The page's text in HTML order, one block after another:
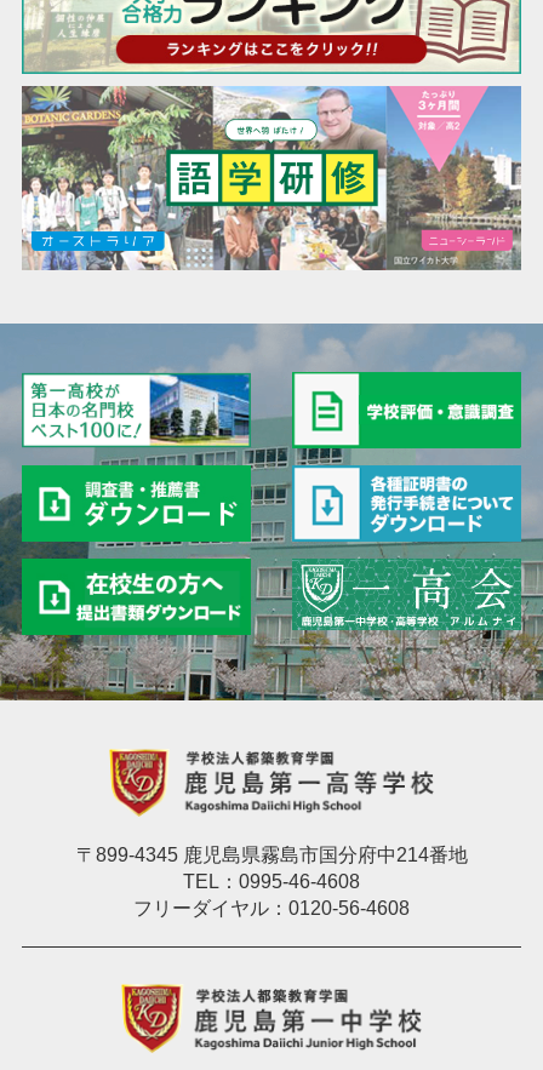
〒899-4345 鹿児島県霧島市国分府中214番地
TEL：0995-46-4608
フリーダイヤル：0120-56-4608